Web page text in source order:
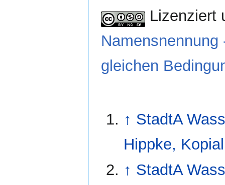
Lizenziert
gleichen
↑ StadtA
Hippke,
↑ StadtA